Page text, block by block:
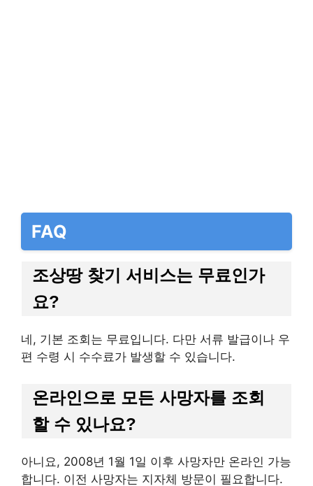
FAQ
조상땅 찾기 서비스는 무료인가
요?
네, 기본 조회는 무료입니다. 다만 서류 발급이나 우
편 수령 시 수수료가 발생할 수 있습니다.
온라인으로 모든 사망자를 조회
할 수 있나요?
아니요, 2008년 1월 1일 이후 사망자만 온라인 가능
합니다. 이전 사망자는 지자체 방문이 필요합니다.